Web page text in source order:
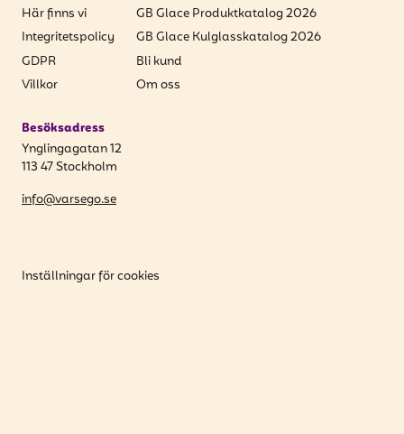
Här finns vi
Integritetspolicy
GDPR
Villkor
GB Glace Produktkatalog 2026
GB Glace Kulglasskatalog 2026
Bli kund
Om oss
Besöksadress
Ynglingagatan 12
113 47 Stockholm
info@varsego.se
Inställningar för cookies